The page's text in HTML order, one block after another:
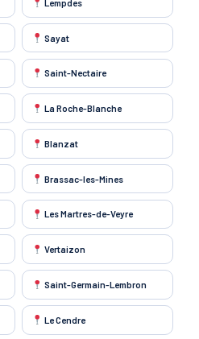
Sayat
Saint-Nectaire
La Roche-Blanche
Blanzat
Brassac-les-Mines
Les Martres-de-Veyre
Vertaizon
Saint-Germain-Lembron
Le Cendre